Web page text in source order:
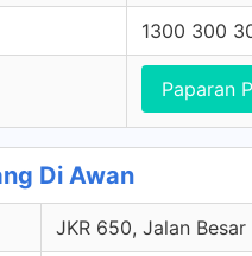
1300 300
Paparan
Di Awan
JKR 650, Jalan